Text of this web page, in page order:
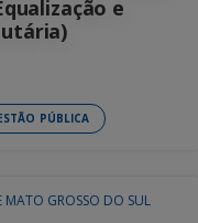
e
PÚBLICA
MATO GROSSO DO SUL